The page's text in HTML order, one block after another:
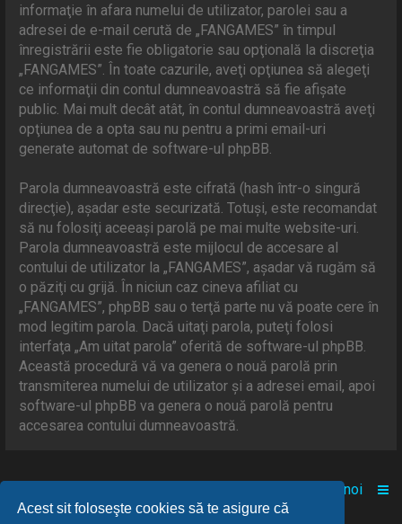
Acest sit foloseşte cookies să te asigure că
informaţie în afara numelui de utilizator, parolei sau a
adresei de e-mail cerută de „FANGAMES” în timpul
înregistrării este fie obligatorie sau opţională la discreţia
„FANGAMES”. În toate cazurile, aveţi opţiunea să alegeţi
ce informaţii din contul dumneavoastră să fie afişate
public. Mai mult decât atât, în contul dumneavoastră aveţi
opţiunea de a opta sau nu pentru a primi email-uri
generate automat de software-ul phpBB.
Parola dumneavoastră este cifrată (hash într-o singură
direcţie), aşadar este securizată. Totuşi, este recomandat
să nu folosiţi aceeaşi parolă pe mai multe website-uri.
Parola dumneavoastră este mijlocul de accesare al
contului de utilizator la „FANGAMES”, aşadar vă rugăm să
o păziţi cu grijă. În niciun caz cineva afiliat cu
„FANGAMES”, phpBB sau o terţă parte nu vă poate cere în
mod legitim parola. Dacă uitaţi parola, puteţi folosi
interfaţa „Am uitat parola” oferită de software-ul phpBB.
Această procedură vă va genera o nouă parolă prin
transmiterea numelui de utilizator şi a adresei email, apoi
software-ul phpBB va genera o nouă parolă pentru
accesarea contului dumneavoastră.
Despre noi